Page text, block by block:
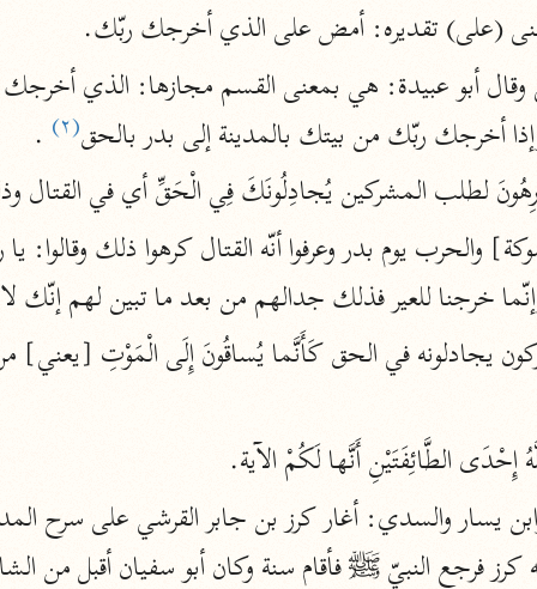
أخرى
أضواء البيان
محمد الأمين الشنقيطي (١٣٩٤ هـ)
نظم الدرر
البقاعي (٨٨٥ هـ)
نحو ٢٠ مجلدًا
لغة وبلاغة
التحرير والتنوير
ابن عاشور (١٣٩٣ هـ)
نحو ٢٤ مجلدًا
مركَّزة
(على) تقديره: أمض على الذي أخرجك ربّك.
أخرجك ربّك من بيتك بالمدينة إلى بدر بالحق(٢)
.
لطلب المشركين يُجادِلُونَكَ فِي الْحَقِّ أي في القتال
خرجنا للعير فذلك جدالهم من بعد ما تبين لهم إنّك لا
إِحْدَى الطَّائِفَتَيْنِ أَنَّها لَكُمْ الآية.